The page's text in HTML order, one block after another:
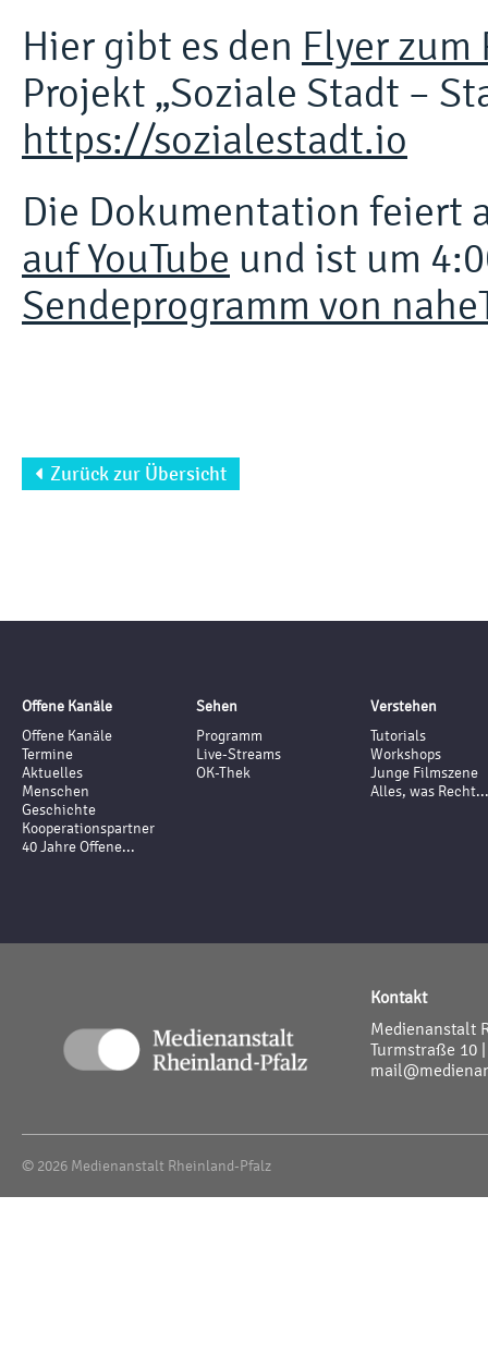
Hier gibt es den Flyer zum
Projekt „Soziale Stadt –
https://sozialestadt.io
Die Dokumentation feiert
auf YouTube und ist um
Sendeprogramm von
Zurück zur Übersicht
Offene Kanäle
Offene Kanäle
Termine
Aktuelles
Menschen
Geschichte
Kooperationspartner
40 Jahre Offene...
Sehen
Programm
Live-Streams
OK-Thek
Verstehen
Tutorials
Workshops
Junge Filmszene
Alles, was Recht...
Kontakt
Medienanstalt
Turmstraße 10
© 2026 Medienanstalt Rheinland-Pfalz